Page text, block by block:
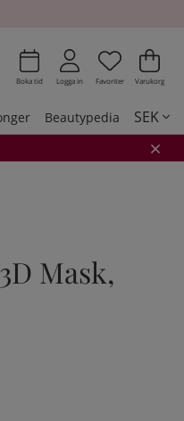
Boka tid Logga in Antal i
.
Favoriter .
Varukorg
Beautypedia SEK
Mask,